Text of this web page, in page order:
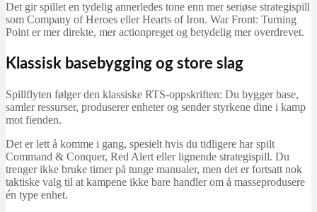
Det gir spillet en tydelig annerledes tone enn mer seriøse strategispill
som Company of Heroes eller Hearts of Iron. War Front: Turning
Point er mer direkte, mer actionpreget og betydelig mer overdrevet.
Klassisk basebygging og store slag
Spillflyten følger den klassiske RTS-oppskriften: Du bygger base,
samler ressurser, produserer enheter og sender styrkene dine i kamp
mot fienden.
Det er lett å komme i gang, spesielt hvis du tidligere har spilt
Command & Conquer, Red Alert eller lignende strategispill. Du
trenger ikke bruke timer på tunge manualer, men det er fortsatt nok
taktiske valg til at kampene ikke bare handler om å masseprodusere
én type enhet.